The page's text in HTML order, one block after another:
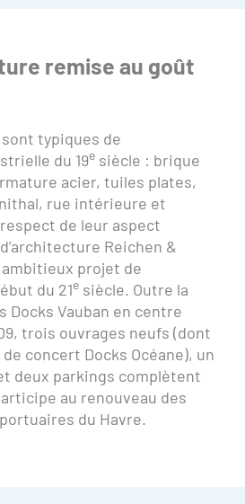
remise au goût
sont typiques de
du 19e siècle : brique
acier, tuiles plates,
rue intérieure et
de leur aspect
Reichen &
projet de
du 21e siècle. Outre la
Docks Vauban en centre
trois ouvrages neufs (dont
concert Docks Océane), un
deux parkings complètent
au renouveau des
du Havre.